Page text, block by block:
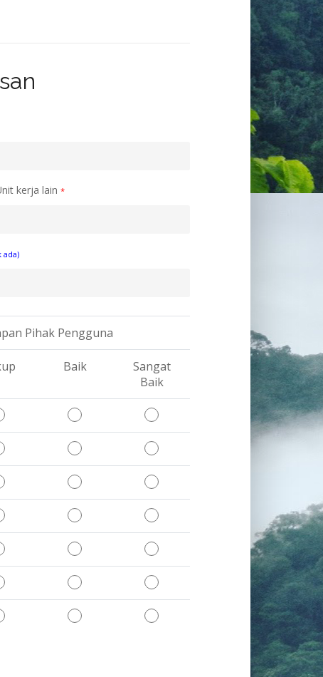
kerja lain *
ada)
Pihak Pengguna
Baik
Sangat
Baik